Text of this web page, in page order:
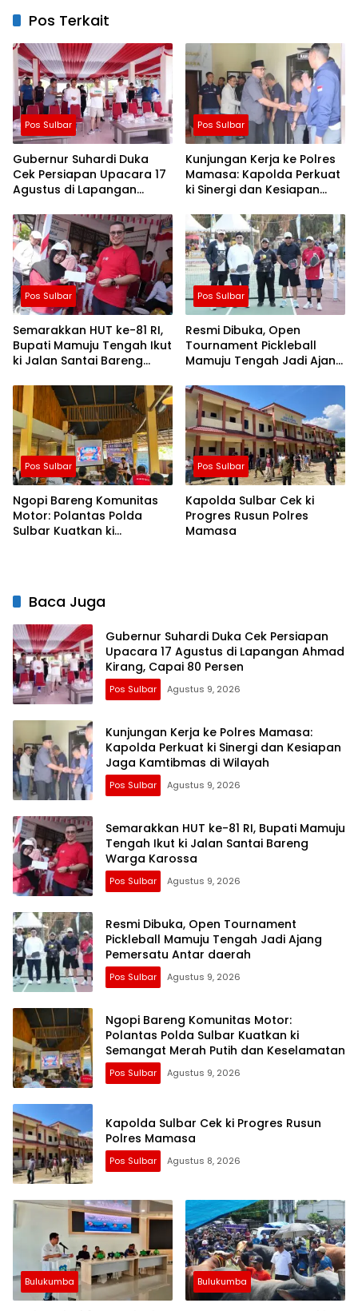
Pos Terkait
Pos Sulbar
Gubernur Suhardi Duka
Cek Persiapan Upacara 17
Agustus di Lapangan
Persen
Pos Sulbar
Kunjungan Kerja ke Polres
Mamasa: Kapolda Perkuat
ki Sinergi dan Kesiapan
Wilayah
Pos Sulbar
Semarakkan HUT ke-81 RI,
Bupati Mamuju Tengah Ikut
ki Jalan Santai Bareng
Pos Sulbar
Resmi Dibuka, Open
Tournament Pickleball
Mamuju Tengah Jadi Ajang
Pos Sulbar
Ngopi Bareng Komunitas
Motor: Polantas Polda
Sulbar Kuatkan ki
Pos Sulbar
Kapolda Sulbar Cek ki
Progres Rusun Polres
Mamasa
Baca Juga
Gubernur Suhardi Duka Cek Persiapan
Upacara 17 Agustus di Lapangan Ahmad
Kirang, Capai 80 Persen
Pos Sulbar Agustus 9, 2026
Kunjungan Kerja ke Polres Mamasa:
Kapolda Perkuat ki Sinergi dan Kesiapan
Jaga Kamtibmas di Wilayah
Pos Sulbar Agustus 9, 2026
Semarakkan HUT ke-81 RI, Bupati Mamuju
Tengah Ikut ki Jalan Santai Bareng
Warga Karossa
Pos Sulbar Agustus 9, 2026
Resmi Dibuka, Open Tournament
Pickleball Mamuju Tengah Jadi Ajang
Pemersatu Antar daerah
Pos Sulbar Agustus 9, 2026
Ngopi Bareng Komunitas Motor:
Polantas Polda Sulbar Kuatkan ki
Semangat Merah Putih dan Keselamatan
Pos Sulbar Agustus 9, 2026
Kapolda Sulbar Cek ki Progres Rusun
Polres Mamasa
Pos Sulbar Agustus 8, 2026
Bulukumba Bulukumba